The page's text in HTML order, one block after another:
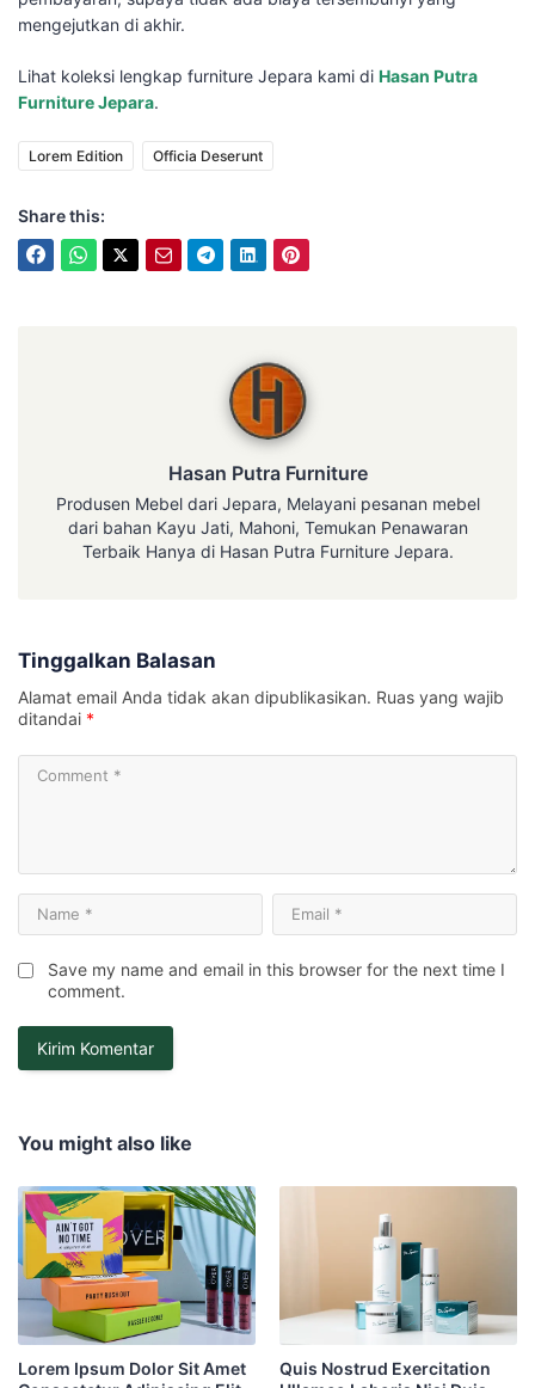
mengejutkan di akhir.
Lihat koleksi lengkap furniture Jepara kami di Hasan Putra
Furniture Jepara.
Lorem Edition Officia Deserunt
Share this:
Hasan Putra Furniture
Produsen Mebel dari Jepara, Melayani pesanan mebel
dari bahan Kayu Jati, Mahoni, Temukan Penawaran
Terbaik Hanya di Hasan Putra Furniture Jepara.
Tinggalkan Balasan
Alamat email Anda tidak akan dipublikasikan. Ruas yang wajib
ditandai *
Save my name and email in this browser for the next time I
comment.
You might also like
Lorem Ipsum Dolor Sit Amet
Quis Nostrud Exercitation